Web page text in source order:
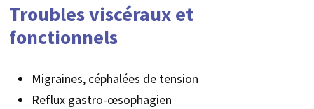
Troubles viscéraux et
fonctionnels
Migraines, céphalées de tension
Reflux gastro-œsophagien